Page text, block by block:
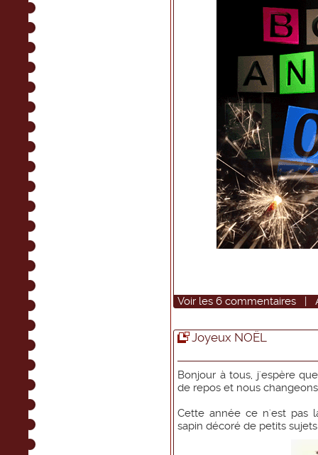
Voir les 6 commentaires |
Joyeux NOËL
Bonjour à tous, j'espère
de repos et nous
Cette année ce n'est pas
sapin décoré de petits